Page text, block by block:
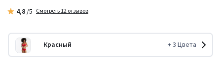
4,8 /5 Смотреть 12 отзывов
Красный +3 Цвета